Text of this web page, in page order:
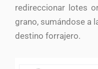
redireccionar lotes
grano, sumándose a
destino forrajero.